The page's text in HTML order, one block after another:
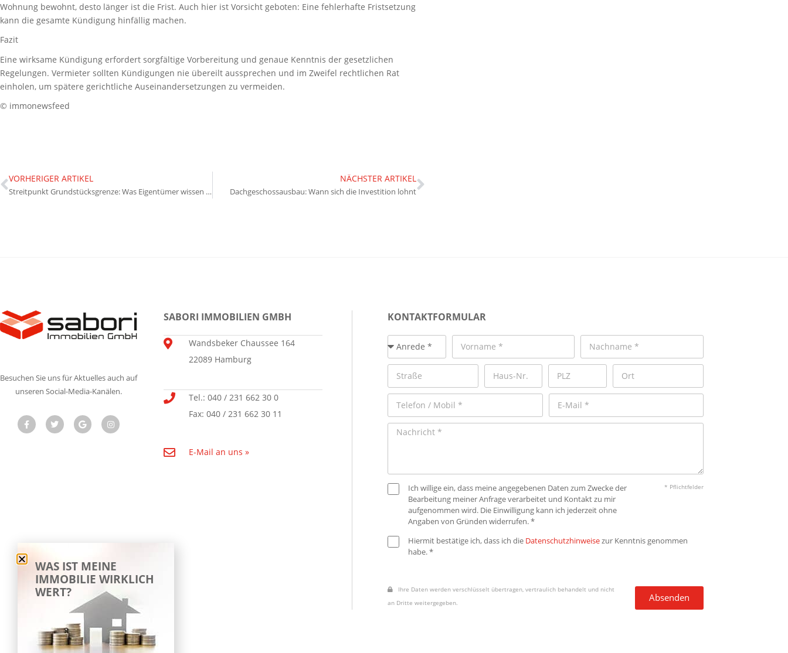
Wohnung bewohnt, desto länger ist die Frist. Auch hier ist Vorsicht geboten: Eine fehlerhafte Fristsetzung
kann die gesamte Kündigung hinfällig machen.
Fazit
Eine wirksame Kündigung erfordert sorgfältige Vorbereitung und genaue Kenntnis der gesetzlichen
Regelungen. Vermieter sollten Kündigungen nie übereilt aussprechen und im Zweifel rechtlichen Rat
einholen, um spätere gerichtliche Auseinandersetzungen zu vermeiden.
© immonewsfeed
VORHERIGER ARTIKEL
Streitpunkt Grundstücksgrenze: Was Eigentümer wissen sollten
NÄCHSTER ARTIKEL
Dachgeschossausbau: Wann sich die Investition lohnt
Besuchen Sie uns für Aktuelles auch auf
unseren Social-Media-Kanälen.
SABORI IMMOBILIEN GMBH
Wandsbeker Chaussee 164
22089 Hamburg
Tel.: 040 / 231 662 30 0
Fax: 040 / 231 662 30 11
E-Mail an uns »
KONTAKTFORMULAR
Ich willige ein, dass meine angegebenen Daten zum Zwecke der
Bearbeitung meiner Anfrage verarbeitet und Kontakt zu mir
aufgenommen wird. Die Einwilligung kann ich jederzeit ohne
Angaben von Gründen widerrufen. *
* Pflichtfelder
Hiermit bestätige ich, dass ich die Datenschutzhinweisezur Kenntnis genommen
habe. *
Ihre Daten werden verschlüsselt übertragen, vertraulich behandelt und nicht
an Dritte weitergegeben.
Absenden
WAS IST MEINE
IMMOBILIE WIRKLICH
WERT?